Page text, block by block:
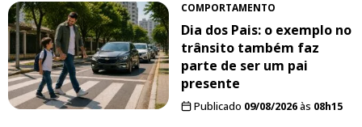
COMPORTAMENTO
Dia dos Pais: o exemplo no
trânsito também faz
parte de ser um pai
presente
Publicado 09/08/2026às 08h15